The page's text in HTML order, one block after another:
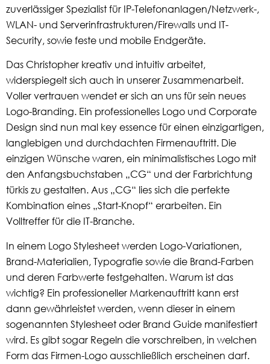
zuverlässiger Spezialist für IP-Telefonanlagen/Netzwerk-,
WLAN- und Serverinfrastrukturen/Firewalls und IT-
Security, sowie feste und mobile Endgeräte.
Das Christopher kreativ und intuitiv arbeitet,
widerspiegelt sich auch in unserer Zusammenarbeit.
Voller vertrauen wendet er sich an uns für sein neues
Logo-Branding. Ein professionelles Logo und Corporate
Design sind nun mal key essence für einen einzigartigen,
langlebigen und durchdachten Firmenauftritt. Die
einzigen Wünsche waren, ein minimalistisches Logo mit
den Anfangsbuchstaben „CG“ und der Farbrichtung
türkis zu gestalten. Aus „CG“ lies sich die perfekte
Kombination eines „Start-Knopf“ erarbeiten. Ein
Volltreffer für die IT-Branche.
In einem Logo Stylesheet werden Logo-Variationen,
Brand-Materialien, Typografie sowie die Brand-Farben
und deren Farbwerte festgehalten. Warum ist das
wichtig? Ein professioneller Markenauftritt kann erst
dann gewährleistet werden, wenn dieser in einem
sogenannten Stylesheet oder Brand Guide manifestiert
wird. Es gibt sogar Regeln die vorschreiben, in welchen
Form das Firmen-Logo ausschließlich erscheinen darf.